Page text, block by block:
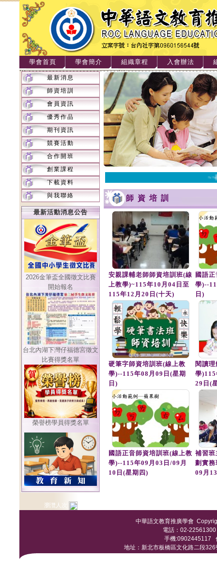
學會首頁 學會簡介 組織章程 入會辦法
最新消息
師資培訓
會員資訊
優秀作品
期刊資訊
競賽活動
合作開班
創業課程
下載資料
與我聯絡
最新活動消息公告
2026金筆盃全國徵文比賽
開始報名
台北內湖下灣仔福德宮徵文
比賽得獎名單
榮譽榜學員得獎名單
~~
師資培訓
安親課輔老師師資培訓班(線
上教學)~115年10月04日至
115年12月20日(十天)
國語
學)--
日)
硬筆字師資培訓班(線上教
學)--115年08月09日(星期
日)
閱讀
學
29日(
國語正音師資培訓班(線上教
學)--115年09月03日/09月
10日(星期四)
補習
劃實
09月
瀏灠人次:
中華語文教育推廣學會
電話：02-
手機:0902445117
地址：新北市板橋區文化路二段